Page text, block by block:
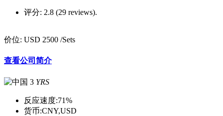
评分: 2.8 (29 reviews).
价位: USD 2500 /Sets
查看公司简介
3 YRS
反应速度:71%
货币:CNY,USD